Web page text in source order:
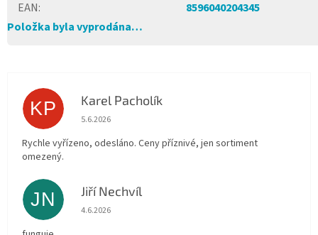
EAN:
8596040204345
Položka byla vyprodána…
KP Karel Pacholík
Hodnocení obchodu je 4 z 5 hvězdiček.
5.6.2026
Rychle vyřízeno, odesláno. Ceny příznivé, jen sortiment
omezený.
JN Jiří Nechvíl
Hodnocení obchodu je 5 z 5 hvězdiček.
4.6.2026